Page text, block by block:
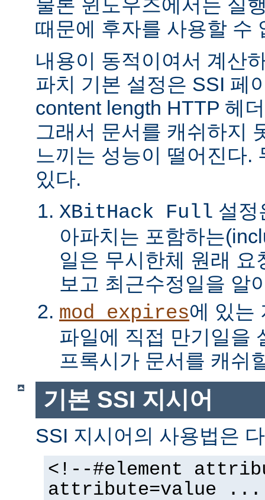
물론 윈도우즈에서는 실
때문에 후자를 사용할 수
내용이 동적이여서 계산
파치 기본 설정은 SSI 페
content length HTTP 헤
그래서 문서를 캐쉬하지
느끼는 성능이 떨어진다.
있다.
XBitHack Full 설정
아파치는 포함하는
일은 무시한체 원래
보고 최근수정일을 알
mod_expires에 있는
파일에 직접 만기일을
프록시가 문서를 캐쉬
기본 SSI 지시어
SSI 지시어의 사용법은
<!--#element
attribute=value